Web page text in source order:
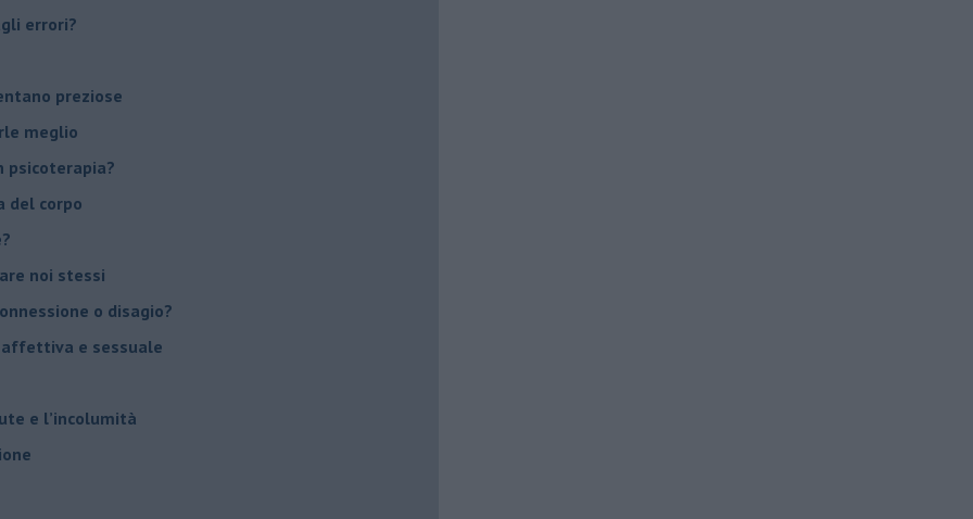
errori?
preziose
meglio
psicoterapia?
del corpo
noi stessi
o disagio?
affettiva e sessuale
e l’incolumità